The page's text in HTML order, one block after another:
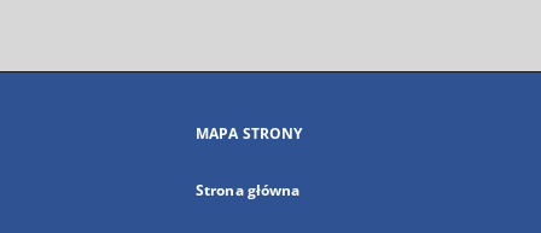
MAPA STRONY
Strona główna